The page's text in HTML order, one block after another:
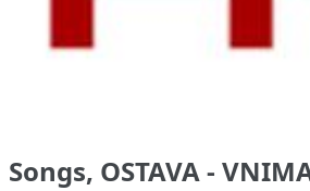
Songs, OSTAVA -